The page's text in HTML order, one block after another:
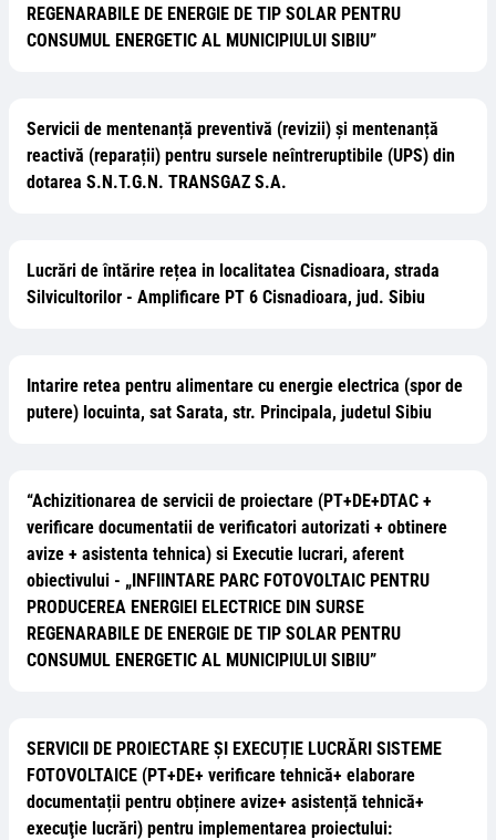
REGENARABILE DE ENERGIE DE TIP SOLAR PENTRU
CONSUMUL ENERGETIC AL MUNICIPIULUI SIBIU”
Servicii de mentenanță preventivă (revizii) și mentenanță
reactivă (reparații) pentru sursele neîntreruptibile (UPS) din
dotarea S.N.T.G.N. TRANSGAZ S.A.
Lucrări de întărire rețea in localitatea Cisnadioara, strada
Silvicultorilor - Amplificare PT 6 Cisnadioara, jud. Sibiu
Intarire retea pentru alimentare cu energie electrica (spor de
putere) locuinta, sat Sarata, str. Principala, judetul Sibiu
“Achizitionarea de servicii de proiectare (PT+DE+DTAC +
verificare documentatii de verificatori autorizati + obtinere
avize + asistenta tehnica) si Executie lucrari, aferent
obiectivului - „INFIINTARE PARC FOTOVOLTAIC PENTRU
PRODUCEREA ENERGIEI ELECTRICE DIN SURSE
REGENARABILE DE ENERGIE DE TIP SOLAR PENTRU
CONSUMUL ENERGETIC AL MUNICIPIULUI SIBIU”
SERVICII DE PROIECTARE ȘI EXECUȚIE LUCRĂRI SISTEME
FOTOVOLTAICE (PT+DE+ verificare tehnică+ elaborare
documentații pentru obținere avize+ asistență tehnică+
execuţie lucrări) pentru implementarea proiectului: